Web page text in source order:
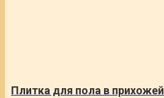
Плитка для пола в прихожей